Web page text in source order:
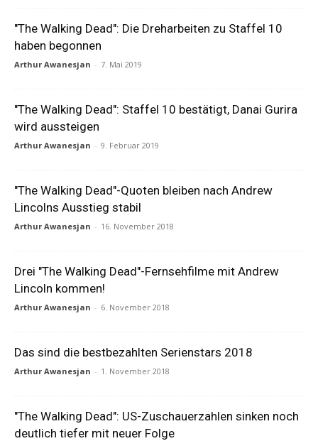
"The Walking Dead": Die Dreharbeiten zu Staffel 10
haben begonnen
Arthur Awanesjan - 7. Mai 2019
"The Walking Dead": Staffel 10 bestätigt, Danai Gurira
wird aussteigen
Arthur Awanesjan - 9. Februar 2019
"The Walking Dead"-Quoten bleiben nach Andrew
Lincolns Ausstieg stabil
Arthur Awanesjan - 16. November 2018
Drei "The Walking Dead"-Fernsehfilme mit Andrew
Lincoln kommen!
Arthur Awanesjan - 6. November 2018
Das sind die bestbezahlten Serienstars 2018
Arthur Awanesjan - 1. November 2018
"The Walking Dead": US-Zuschauerzahlen sinken noch
deutlich tiefer mit neuer Folge